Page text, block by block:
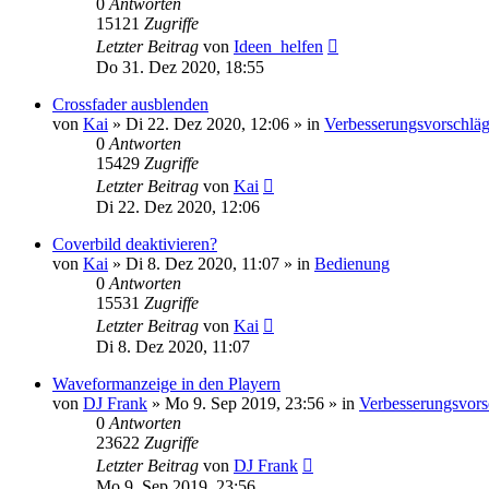
0 Antworten
15121 Zugriffe
Letzter Beitrag von Ideen_helfen
Do 31. Dez 2020, 18:55
Crossfader ausblenden
von Kai » Di 22. Dez 2020, 12:06 » in
0 Antworten
15429 Zugriffe
Letzter Beitrag von Kai
Di 22. Dez 2020, 12:06
Coverbild deaktivieren?
von Kai » Di 8. Dez 2020, 11:07 » in Bedienung
0 Antworten
15531 Zugriffe
Letzter Beitrag von Kai
Di 8. Dez 2020, 11:07
Waveformanzeige in den Playern
von DJ Frank » Mo 9. Sep 2019, 23:56 » in
0 Antworten
23622 Zugriffe
Letzter Beitrag von DJ Frank